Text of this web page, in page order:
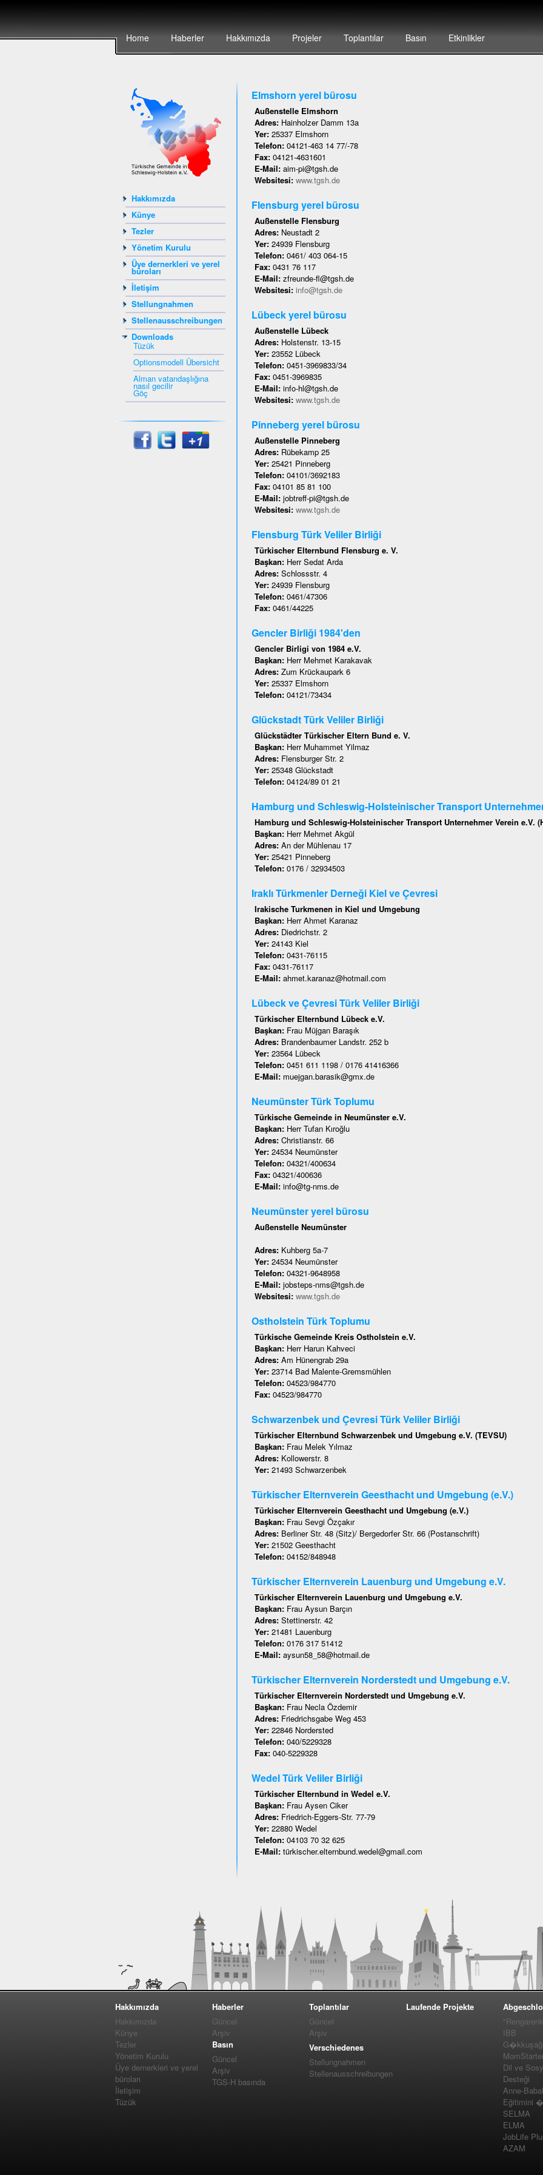
Home Haberler Hakkımızda Projeler Toplantılar Basın Etkinlikler
Hakkımızda
Künye
Tezler
Yönetim Kurulu
Üye dernerkleri ve yerel
büroları
İletişim
Stellungnahmen
Stellenausschreibungen
Downloads
Tüzük
Optionsmodell Übersicht
Alman vatandaşlığına
nasıl gecilir
Göç
Elmshorn yerel bürosu
Außenstelle Elmshorn
Adres: Hainholzer Damm 13a
Yer: 25337 Elmshorn
Telefon: 04121-463 14 77/-78
Fax: 04121-4631601
E-Mail: aim-pi@tgsh.de
Websitesi: www.tgsh.de
Flensburg yerel bürosu
Außenstelle Flensburg
Adres: Neustadt 2
Yer: 24939 Flensburg
Telefon: 0461/ 403 064-15
Fax: 0431 76 117
E-Mail: zfreunde-fl@tgsh.de
Websitesi: info@tgsh.de
Lübeck yerel bürosu
Außenstelle Lübeck
Adres: Holstenstr. 13-15
Yer: 23552 Lübeck
Telefon: 0451-3969833/34
Fax: 0451-3969835
E-Mail: info-hl@tgsh.de
Websitesi: www.tgsh.de
Pinneberg yerel bürosu
Außenstelle Pinneberg
Adres: Rübekamp 25
Yer: 25421 Pinneberg
Telefon: 04101/3692183
Fax: 04101 85 81 100
E-Mail: jobtreff-pi@tgsh.de
Websitesi: www.tgsh.de
Flensburg Türk Veliler Birliği
Türkischer Elternbund Flensburg e. V.
Başkan: Herr Sedat Arda
Adres: Schlossstr. 4
Yer: 24939 Flensburg
Telefon: 0461/47306
Fax: 0461/44225
Gencler Birliği 1984'den
Gencler Birligi von 1984 e.V.
Başkan: Herr Mehmet Karakavak
Adres: Zum Krückaupark 6
Yer: 25337 Elmshorn
Telefon: 04121/73434
Glückstadt Türk Veliler Birliği
Glückstädter Türkischer Eltern Bund e. V.
Başkan: Herr Muhammet Yilmaz
Adres: Flensburger Str. 2
Yer: 25348 Glückstadt
Telefon: 04124/89 01 21
Hamburg und Schleswig-Holsteinischer Transport
Hamburg und Schleswig-Holsteinischer Transport Unternehmer Verein e.V.
Başkan: Herr Mehmet Akgül
Adres: An der Mühlenau 17
Yer: 25421 Pinneberg
Telefon: 0176 / 32934503
Iraklı Türkmenler Derneği Kiel ve Çevresi
Irakische Turkmenen in Kiel und Umgebung
Başkan: Herr Ahmet Karanaz
Adres: Diedrichstr. 2
Yer: 24143 Kiel
Telefon: 0431-76115
Fax: 0431-76117
E-Mail: ahmet.karanaz@hotmail.com
Lübeck ve Çevresi Türk Veliler Birliği
Türkischer Elternbund Lübeck e.V.
Başkan: Frau Müjgan Baraşık
Adres: Brandenbaumer Landstr. 252 b
Yer: 23564 Lübeck
Telefon: 0451 611 1198 / 0176 41416366
E-Mail: muejgan.barasik@gmx.de
Neumünster Türk Toplumu
Türkische Gemeinde in Neumünster e.V.
Başkan: Herr Tufan Kıroğlu
Adres: Christianstr. 66
Yer: 24534 Neumünster
Telefon: 04321/400634
Fax: 04321/400636
E-Mail: info@tg-nms.de
Neumünster yerel bürosu
Außenstelle Neumünster
Adres: Kuhberg 5a-7
Yer: 24534 Neumünster
Telefon: 04321-9648958
E-Mail: jobsteps-nms@tgsh.de
Websitesi: www.tgsh.de
Ostholstein Türk Toplumu
Türkische Gemeinde Kreis Ostholstein e.V.
Başkan: Herr Harun Kahveci
Adres: Am Hünengrab 29a
Yer: 23714 Bad Malente-Gremsmühlen
Telefon: 04523/984770
Fax: 04523/984770
Schwarzenbek und Çevresi Türk Veliler Birliği
Türkischer Elternbund Schwarzenbek und Umgebung e.V. (TEVSU)
Başkan: Frau Melek Yılmaz
Adres: Kollowerstr. 8
Yer: 21493 Schwarzenbek
Türkischer Elternverein Geesthacht und Umgebung (e.V.)
Türkischer Elternverein Geesthacht und Umgebung (e.V.)
Başkan: Frau Sevgi Özçakır
Adres: Berliner Str. 48 (Sitz)/ Bergedorfer Str. 66 (Postanschrift)
Yer: 21502 Geesthacht
Telefon: 04152/848948
Türkischer Elternverein Lauenburg und Umgebung e.V.
Türkischer Elternverein Lauenburg und Umgebung e.V.
Başkan: Frau Aysun Barçın
Adres: Stettinerstr. 42
Yer: 21481 Lauenburg
Telefon: 0176 317 51412
E-Mail: aysun58_58@hotmail.de
Türkischer Elternverein Norderstedt und Umgebung e.V.
Türkischer Elternverein Norderstedt und Umgebung e.V.
Başkan: Frau Necla Özdemir
Adres: Friedrichsgabe Weg 453
Yer: 22846 Nordersted
Telefon: 040/5229328
Fax: 040-5229328
Wedel Türk Veliler Birliği
Türkischer Elternbund in Wedel e.V.
Başkan: Frau Aysen Ciker
Adres: Friedrich-Eggers-Str. 77-79
Yer: 22880 Wedel
Telefon: 04103 70 32 625
E-Mail: türkischer.elternbund.wedel@gmail.com
Hakkımızda
Hakkımızda
Künye
Tezler
Yönetim Kurulu
Üye dernerkleri ve yerel
büroları
İletişim
Tüzük
Haberler
Güncel
Arşiv
Basın
Güncel
Arşiv
TGS-H basında
Toplantılar
Güncel
Arşiv
Verschiedenes
Stellungnahmen
Stellenausschreibungen
Laufende Projekte
IBB
Dil ve
Desteği
Anne-
Eğitimini
SELMA
ELMA
JobLife
AZAM